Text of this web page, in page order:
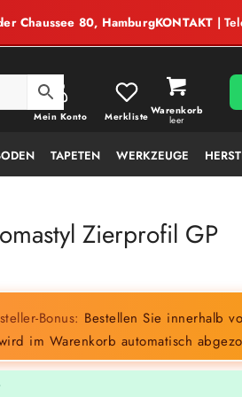
Chaussee 80, HamburgKONTAKT |
Warenkorb
leer
Mein Konto Merkliste
TAPETEN WERKZEUGE
Zierprofil GP
Bonus: Bestellen Sie innerhalb
im Warenkorb automatisch